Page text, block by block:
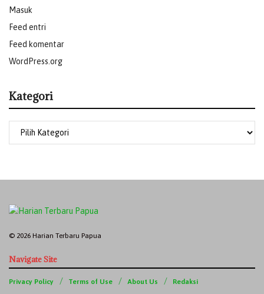
Masuk
Feed entri
Feed komentar
WordPress.org
Kategori
© 2026 Harian Terbaru Papua
Navigate Site
Privacy Policy Terms of Use About Us Redaksi